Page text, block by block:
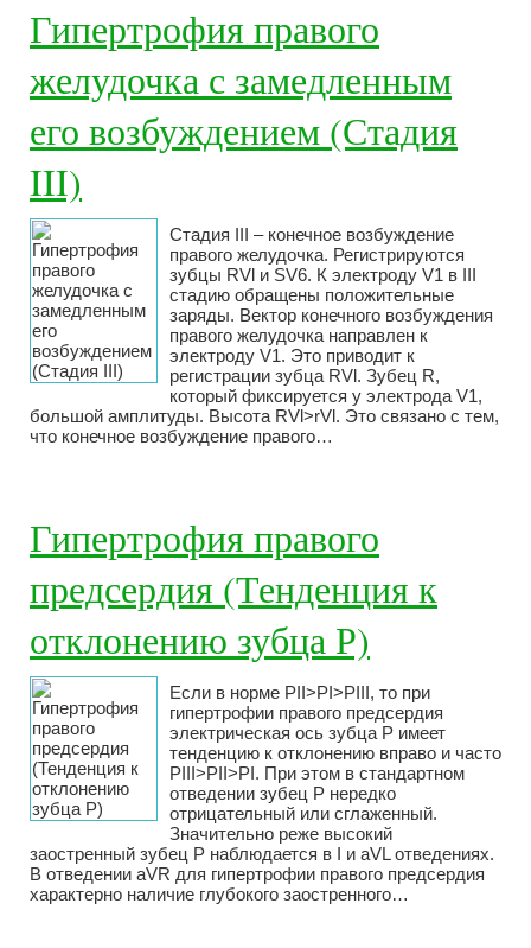
Гипертрофия правого
желудочка с замедленным
его возбуждением (Стадия
III)
Стадия III – конечное возбуждение
правого желудочка. Регистрируются
зубцы RVl и SV6. К электроду V1 в III
стадию обращены положительные
заряды. Вектор конечного возбуждения
правого желудочка направлен к
электроду V1. Это приводит к
регистрации зубца RVl. Зубец R,
который фиксируется у электрода V1,
большой амплитуды. Высота RVl>rVl. Это связано с тем,
что конечное возбуждение правого…
Гипертрофия правого
предсердия (Тенденция к
отклонению зубца Р)
Если в норме PII>PI>PIII, то при
гипертрофии правого предсердия
электрическая ось зубца Р имеет
тенденцию к отклонению вправо и часто
PIII>PII>PI. При этом в стандартном
отведении зубец Р нередко
отрицательный или сглаженный.
Значительно реже высокий
заостренный зубец Р наблюдается в I и aVL отведениях.
В отведении aVR для гипертрофии правого предсердия
характерно наличие глубокого заостренного…